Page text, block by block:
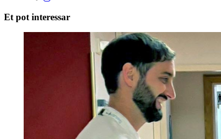
Et pot interessar